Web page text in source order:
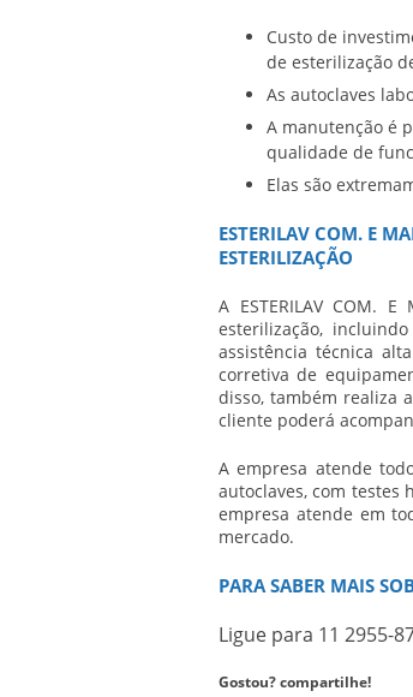
Custo de
de esterilização
As autoclaves
A manutenção é
qualidade de
Elas são
ESTERILAV COM. E
ESTERILIZAÇÃO
A ESTERILAV COM.
esterilização,
assistência técnica
corretiva de
disso, também realiza
cliente poderá
A empresa atende
autoclaves, com testes
empresa atende em
mercado.
PARA SABER MAIS
Ligue para 11 2955-
Gostou? compartilhe!